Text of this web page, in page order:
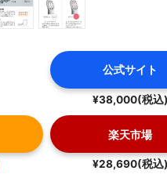
公式サイト
¥38,000(税込)
楽天市場
¥28,690(税込)